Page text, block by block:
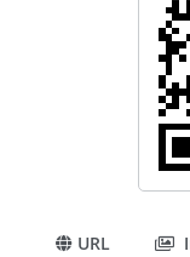
URL